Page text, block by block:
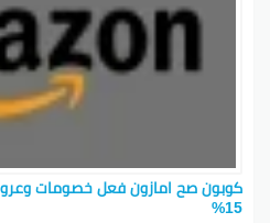
كوبون صح امازون فعل خصومات
15%